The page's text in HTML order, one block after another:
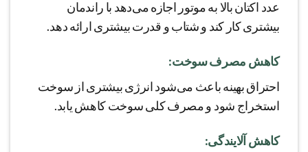
عدد اکتان بالا به موتور اجازه می‌دهد با راندمان
بیشتری کار کند و شتاب و قدرت بیشتری ارائه دهد.
کاهش مصرف سوخت:
احتراق بهینه باعث می‌شود انرژی بیشتری از سوخت
استخراج شود و مصرف کلی سوخت کاهش یابد.
کاهش آلایندگی: